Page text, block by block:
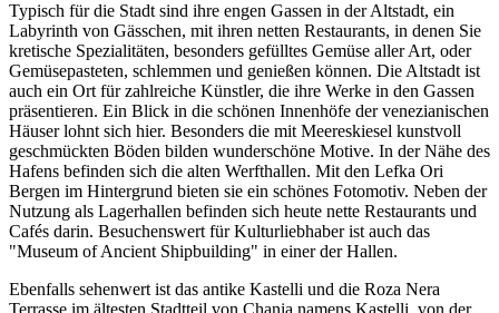
Typisch für die Stadt sind ihre engen Gassen in der Altstadt, ein
Labyrinth von Gässchen, mit ihren netten Restaurants, in denen Sie
kretische Spezialitäten, besonders gefülltes Gemüse aller Art, oder
Gemüsepasteten, schlemmen und genießen können. Die Altstadt ist
auch ein Ort für zahlreiche Künstler, die ihre Werke in den Gassen
präsentieren. Ein Blick in die schönen Innenhöfe der venezianischen
Häuser lohnt sich hier. Besonders die mit Meereskiesel kunstvoll
geschmückten Böden bilden wunderschöne Motive. In der Nähe des
Hafens befinden sich die alten Werfthallen. Mit den Lefka Ori
Bergen im Hintergrund bieten sie ein schönes Fotomotiv. Neben der
Nutzung als Lagerhallen befinden sich heute nette Restaurants und
Cafés darin. Besuchenswert für Kulturliebhaber ist auch das
"Museum of Ancient Shipbuilding" in einer der Hallen.
Ebenfalls sehenwert ist das antike Kastelli und die Roza Nera